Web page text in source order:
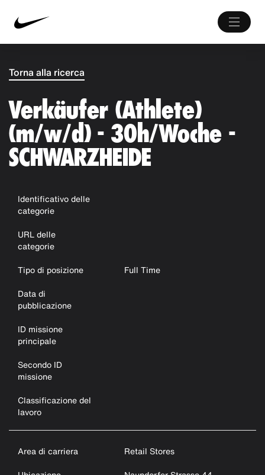
Torna alla ricerca
Verkäufer (Athlete)
(m/w/d) - 30h/Woche -
SCHWARZHEIDE
Identificativo delle
categorie
URL delle
categorie
Tipo di posizione
Full Time
Data di
pubblicazione
ID missione
principale
Secondo ID
missione
Classificazione del
lavoro
Area di carriera
Retail Stores